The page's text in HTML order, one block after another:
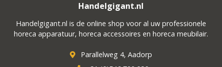
Handelgigant.nl
Handelgigant.nl is de online shop voor al uw professionele
horeca apparatuur, horeca accessoires en horeca meubilair.
Parallelweg 4, Aadorp